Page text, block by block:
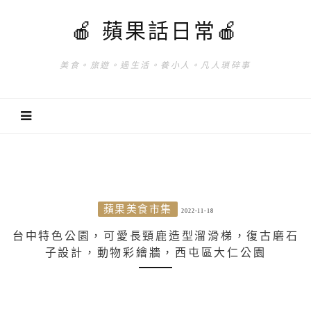
🍎 蘋果話日常🍎
美食。旅遊。過生活。養小人。凡人瑣碎事
蘋果美食市集 2022-11-18
台中特色公園，可愛長頸鹿造型溜滑梯，復古磨石
子設計，動物彩繪牆，西屯區大仁公園